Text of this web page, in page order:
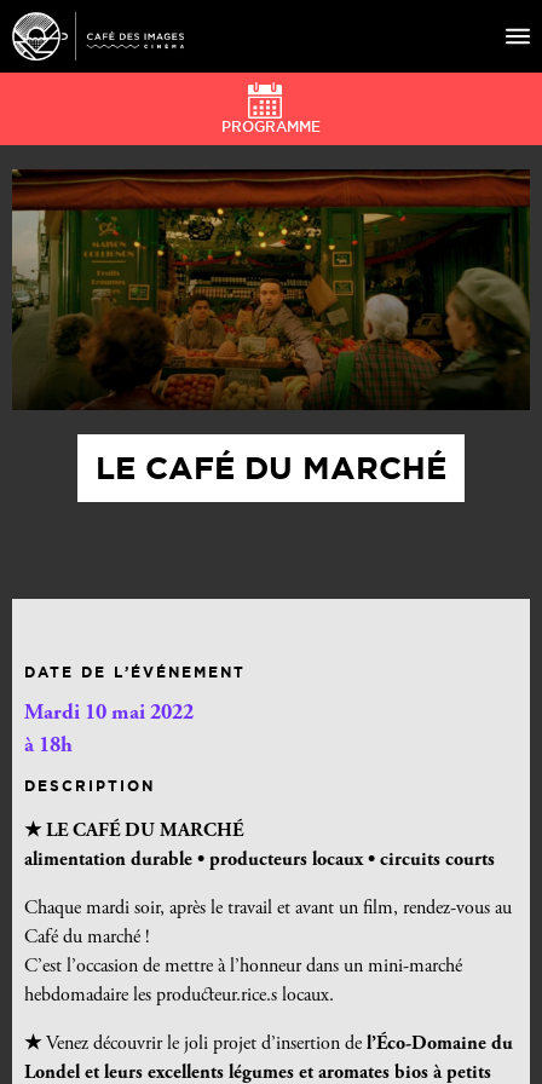
À L’AFFICHE
ÉVÉNEMENTS
CAFÉ DU CINÉ
PRATIQUE
ÉDUCATION AUX IMAGES
PROGRAMME
LE CAFÉ DU MARCHÉ
DATE DE L’ÉVÉNEMENT
Mardi 10 mai 2022
à 18h
DESCRIPTION
★ LE CAFÉ DU MARCHÉ
alimentation durable • producteurs locaux • circuits courts
Chaque mardi soir, après le travail et avant un film, rendez-vous au
Café du marché !
C’est l’occasion de mettre à l’honneur dans un mini-marché
hebdomadaire les producteur.rice.s locaux.
★ Venez découvrir le joli projet d’insertion de l’Éco-Domaine du
Londel et leurs excellents légumes et aromates bios à petits